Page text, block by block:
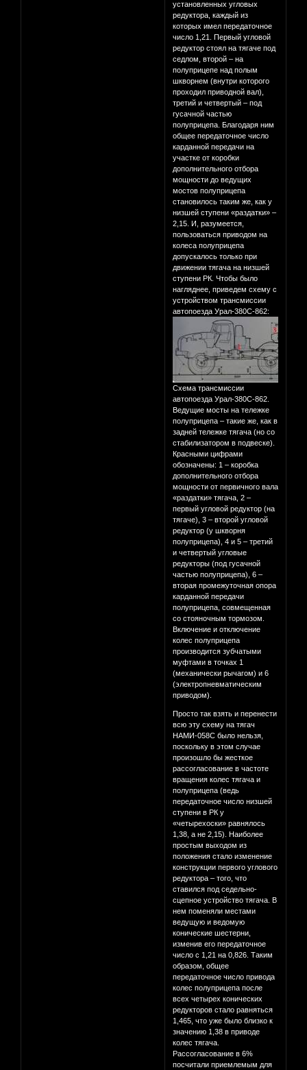
установленных угловых
редуктора, каждый из
которых имел передаточное
число 1,21. Первый угловой
редуктор стоял на тягаче под
седлом, второй – на
полуприцепе над полым
шкворнем (внутри которого
проходил приводной вал),
третий и четвертый – под
гусачной частью
полуприцепа. Благодаря ним
общее передаточное число
карданной передачи на
участке от коробки
дополнительного отбора
мощности до ведущих
мостов полуприцепа
становилось таким же, как у
низшей ступени «раздатки» –
2,15. И, разумеется,
пользоваться приводом на
колеса полуприцепа
допускалось только при
движении тягача на низшей
ступени РК. Чтобы было
нагляднее, приведем схему с
устройством трансмиссии
автопоезда Урал-380С-862:
Схема трансмиссии
автопоезда Урал-380С-862.
Ведущие мосты на тележке
полуприцепа – такие же, как в
задней тележке тягача (но со
стабилизатором в подвеске).
Красными цифрами
обозначены: 1 – коробка
дополнительного отбора
мощности от первичного вала
«раздатки» тягача, 2 –
первый угловой редуктор (на
тягаче), 3 – второй угловой
редуктор (у шкворня
полуприцепа), 4 и 5 – третий
и четвертый угловые
редукторы (под гусачной
частью полуприцепа), 6 –
вторая промежуточная опора
карданной передачи
полуприцепа, совмещенная
со стояночным тормозом.
Включение и отключение
колес полуприцепа
производится зубчатыми
муфтами в точках 1
(механически рычагом) и 6
(электропневматическим
приводом).
Просто так взять и перенести
всю эту схему на тягач
НАМИ-058С было нельзя,
поскольку в этом случае
произошло бы жесткое
рассогласование в частоте
вращения колес тягача и
полуприцепа (ведь
передаточное число низшей
ступени в РК у
«четырехоски» равнялось
1,38, а не 2,15). Наиболее
простым выходом из
положения стало изменение
конструкции первого углового
редуктора – того, что
ставился под седельно-
сцепное устройство тягача. В
нем поменяли местами
ведущую и ведомую
конические шестерни,
изменив его передаточное
число с 1,21 на 0,826. Таким
образом, общее
передаточное число привода
колес полуприцепа после
всех четырех конических
редукторов стало равняться
1,465, что уже было близко к
значению 1,38 в приводе
колес тягача.
Рассогласование в 6%
посчитали приемлемым для